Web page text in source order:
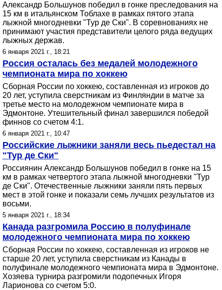
Александр Большунов победил в гонке преследования на
15 км в итальянском Тоблахе в рамках пятого этапа
лыжной многодневки "Тур де Ски". В соревнованиях не
принимают участия представители целого ряда ведущих
лыжных держав.
6 января 2021 г., 18:21
Россия осталась без медалей молодежного
чемпионата мира по хоккею
Сборная России по хоккею, составленная из игроков до
20 лет, уступила сверстникам из Финляндии в матче за
третье место на молодежном чемпионате мира в
Эдмонтоне. Утешительный финал завершился победой
финнов со счетом 4:1.
6 января 2021 г., 10:47
Российские лыжники заняли весь пьедестал на
"Тур де Ски"
Россиянин Александр Большунов победил в гонке на 15
км в рамках четвертого этапа лыжной многодневки "Тур
де Ски". Отечественные лыжники заняли пять первых
мест в этой гонке и показали семь лучших результатов из
восьми.
5 января 2021 г., 18:34
Канада разгромила Россию в полуфинале
молодежного чемпионата мира по хоккею
Сборная России по хоккею, составленная из игроков не
старше 20 лет, уступила сверстникам из Канады в
полуфинале молодежного чемпионата мира в Эдмонтоне.
Хозяева турнира разгромили подопечных Игоря
Ларионова со счетом 5:0.